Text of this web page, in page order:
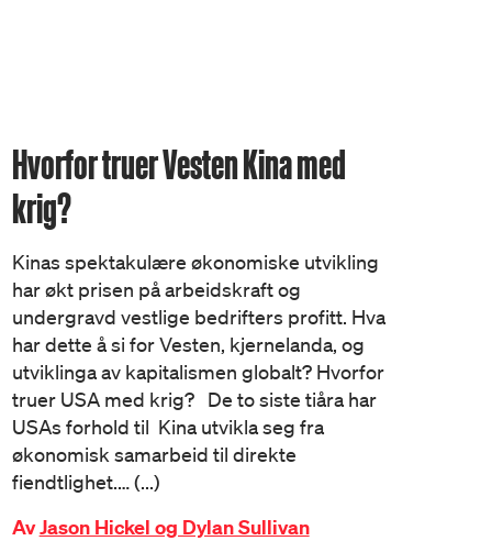
Hvorfor truer Vesten Kina med
krig?
Kinas spektakulære økonomiske utvikling
har økt prisen på arbeidskraft og
undergravd vestlige bedrifters profitt. Hva
har dette å si for Vesten, kjernelanda, og
utviklinga av kapitalismen globalt? Hvorfor
truer USA med krig? De to siste tiåra har
USAs forhold til Kina utvikla seg fra
økonomisk samarbeid til direkte
fiendtlighet.… (...)
AvJason Hickel og Dylan Sullivan